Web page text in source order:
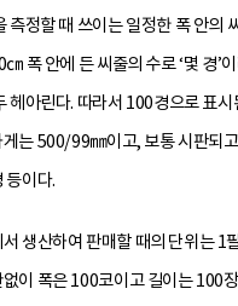
측정할 때 쓰이는 일정한 폭 안의
폭 안에 든 씨줄의 수로 ‘몇 경’
헤아린다. 따라서 100경으로 표
는 500/99㎜이고, 보통 시판되
이다.
생산하여 판매할 때의 단위는 1
없이 폭은 100코이고 길이는 100